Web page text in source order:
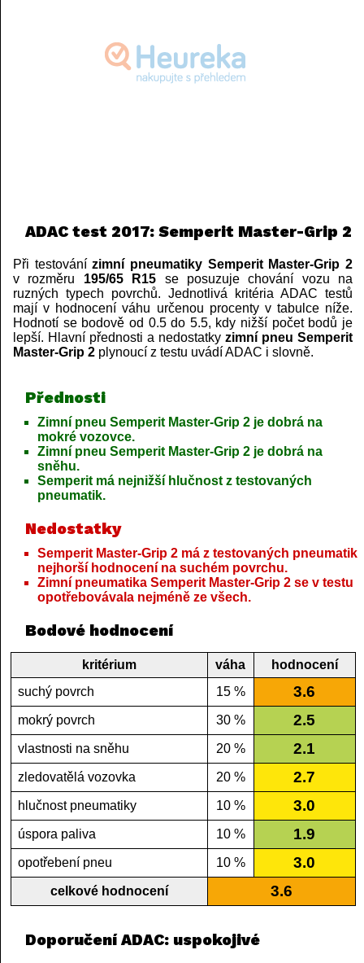
ADAC test 2017: Semperit Master-Grip 2
Při testovánízimní pneumatiky Semperit Master-Grip 2
v rozměru 195/65 R15 se posuzuje chování vozu na
ruzných typech povrchů. Jednotlivá kritéria ADAC testů
mají v hodnocení váhu určenou procenty v tabulce níže.
Hodnotí se bodově od 0.5 do 5.5, kdy nižší počet bodů je
lepší. Hlavní přednosti a nedostatky zimní pneu Semperit
Master-Grip 2 plynoucí z testu uvádí ADAC i slovně.
Přednosti
Zimní pneu Semperit Master-Grip 2 je dobrá na
mokré vozovce.
Zimní pneu Semperit Master-Grip 2 je dobrá na
sněhu.
Semperit má nejnižší hlučnost z testovaných
pneumatik.
Nedostatky
Semperit Master-Grip 2 má z testovaných pneumatik
nejhorší hodnocení na suchém povrchu.
Zimní pneumatika Semperit Master-Grip 2 se v testu
opotřebovávala nejméně ze všech.
Bodové hodnocení
kritérium váha
hodnocení
suchý povrch
15 % 3.6
mokrý povrch 30 % 2.5
vlastnosti na sněhu 20 % 2.1
zledovatělá vozovka 20 % 2.7
hlučnost pneumatiky 10 % 3.0
úspora paliva 10 % 1.9
opotřebení pneu 10 % 3.0
celkové hodnocení 3.6
Doporučení ADAC: uspokojivé